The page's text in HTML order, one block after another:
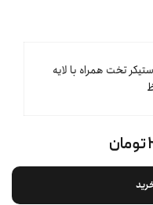
تخت همراه با لایه